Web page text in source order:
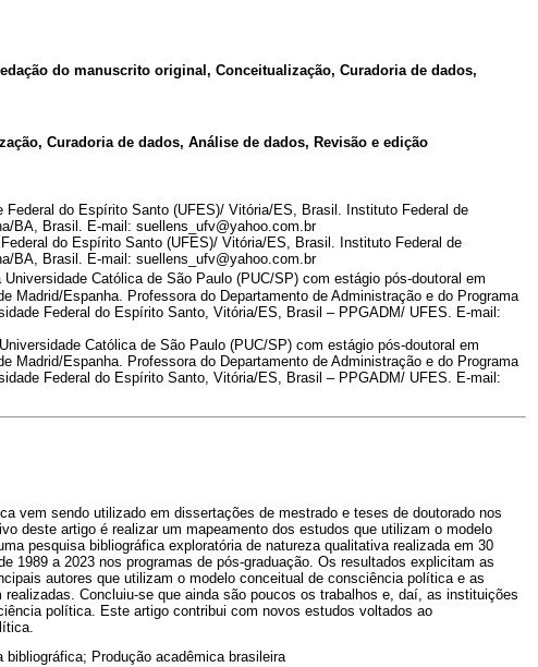
do manuscrito original, Conceitualização, Curadoria de dados,
Curadoria de dados, Análise de dados, Revisão e edição
Federal do Espírito Santo (UFES)/ Vitória/ES, Brasil. Instituto Federal de
BA, Brasil. E-mail: suellens_ufv@yahoo.com.br
do Espírito Santo (UFES)/ Vitória/ES, Brasil. Instituto Federal de
BA, Brasil. E-mail: suellens_ufv@yahoo.com.br
Católica de São Paulo (PUC/SP) com estágio pós-doutoral em
Madrid/Espanha. Professora do Departamento de Administração e do Programa
Federal do Espírito Santo, Vitória/ES, Brasil – PPGADM/ UFES. E-mail:
Católica de São Paulo (PUC/SP) com estágio pós-doutoral em
Madrid/Espanha. Professora do Departamento de Administração e do Programa
Federal do Espírito Santo, Vitória/ES, Brasil – PPGADM/ UFES. E-mail:
vem sendo utilizado em dissertações de mestrado e teses de doutorado nos
deste artigo é realizar um mapeamento dos estudos que utilizam o modelo
pesquisa bibliográfica exploratória de natureza qualitativa realizada em 30
1989 a 2023 nos programas de pós-graduação. Os resultados explicitam as
autores que utilizam o modelo conceitual de consciência política e as
Concluiu-se que ainda são poucos os trabalhos e, daí, as instituições
política. Este artigo contribui com novos estudos voltados ao
Produção acadêmica brasileira